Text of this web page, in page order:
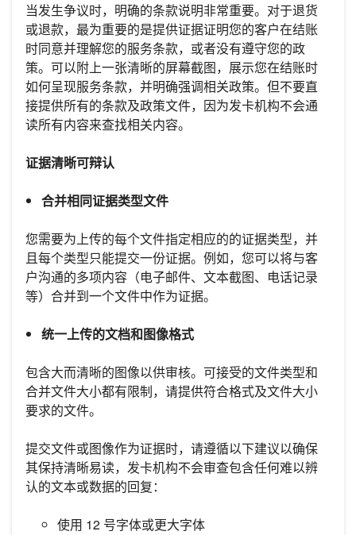
当发生争议时，明确的条款说明非常重要。对于退货
或退款，最为重要的是提供证据证明您的客户在结账
时同意并理解您的服务条款，或者没有遵守您的政
策。可以附上一张清晰的屏幕截图，展示您在结账时
如何呈现服务条款，并明确强调相关政策。但不要直
接提供所有的条款及政策文件，因为发卡机构不会通
读所有内容来查找相关内容。
证据清晰可辩认
合并相同证据类型文件
您需要为上传的每个文件指定相应的的证据类型，并
且每个类型只能提交一份证据。例如，您可以将与客
户沟通的多项内容（电子邮件、文本截图、电话记录
等）合并到一个文件中作为证据。
统一上传的文档和图像格式
包含大而清晰的图像以供审核。可接受的文件类型和
合并文件大小都有限制，请提供符合格式及文件大小
要求的文件。
提交文件或图像作为证据时，请遵循以下建议以确保
其保持清晰易读，发卡机构不会审查包含任何难以辨
认的文本或数据的回复：
使用 12 号字体或更大字体